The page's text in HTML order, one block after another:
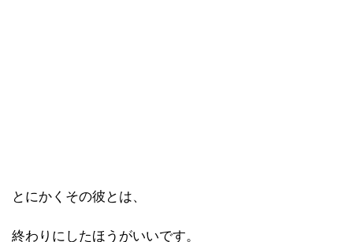
とにかくその彼とは、
終わりにしたほうがいいです。